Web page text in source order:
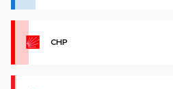
CHP